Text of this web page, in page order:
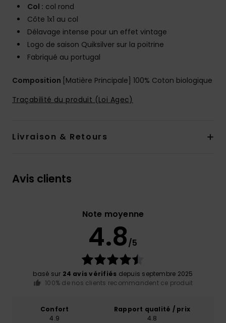
Col : col rond
Côte 1x1 au col
Délavage intense pour un effet vintage
Logo de saison Quiksilver sur la poitrine
Fabriqué au portugal
Composition [Matière Principale] 100% Coton biologique
Traçabilité du produit (Loi Agec)
Livraison & Retours
Avis clients
Note moyenne
4.8/5
basé sur 24 avis vérifiés depuis septembre 2025
100% de nos clients recommandent ce produit
Confort
4.9
Rapport qualité / prix
4.8